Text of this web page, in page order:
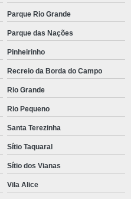
Parque Rio Grande
Parque das Nações
Pinheirinho
Recreio da Borda do Campo
Rio Grande
Rio Pequeno
Santa Terezinha
Sítio Taquaral
Sítio dos Vianas
Vila Alice